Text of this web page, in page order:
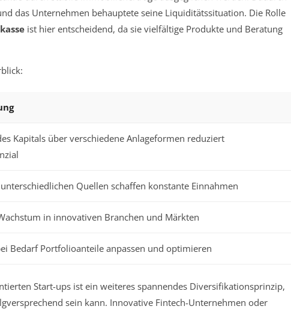
das Unternehmen behauptete seine Liquiditätssituation. Die Rolle
ist hier entscheidend, da sie vielfältige Produkte und Beratung
Kapitals über verschiedene Anlageformen reduziert
Quellen schaffen konstante Einnahmen
in innovativen Branchen und Märkten
Bedarf Portfolioanteile anpassen und optimieren
Start-ups ist ein weiteres spannendes Diversifikationsprinzip,
sein kann. Innovative Fintech-Unternehmen oder